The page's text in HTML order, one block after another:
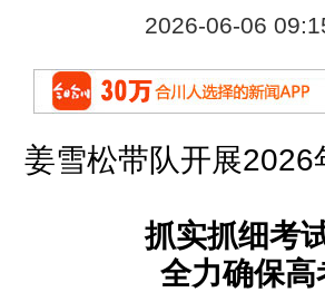
2026-06-06
姜雪松带队开展
抓实抓细考
全力确保